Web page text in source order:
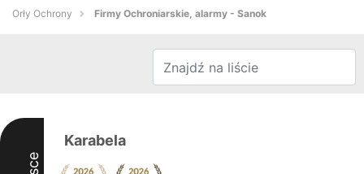
Orły Ochrony Firmy Ochroniarskie, alarmy - Sanok
Karabela